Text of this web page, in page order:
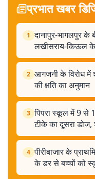
प्रभात खबर
1 दानापुर-भागलपुर के
लखीसराय-किऊल के
2 आगजनी के विरोध में
की क्षति का अनुमान
3 पिपरा स्कूल में 9 से
टीके का दूसरा
4 पीरीबाजार के
के डर से बच्चों को